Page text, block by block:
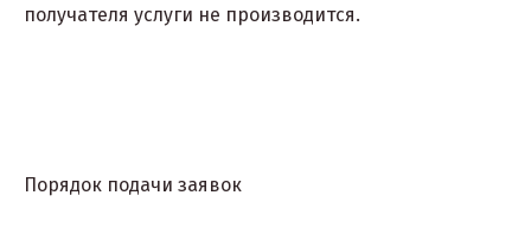
получателя услуги не производится.
Порядок подачи заявок